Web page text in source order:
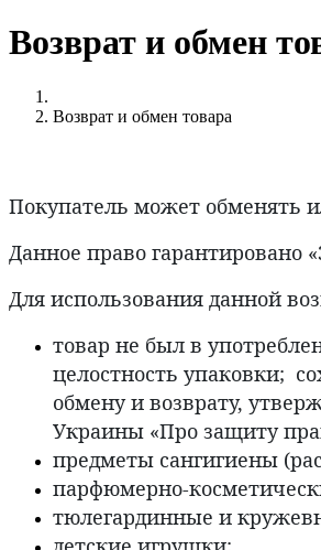
Возврат и обмен
Возврат и обмен товара
Покупатель может обменять
Данное право гарантировано
Для использования данной
товар не был в
целостность упаковки;
обмену и возврату,
Украины «Про защиту
предметы сангигиены
парфюмерно-
тюлегардинные и